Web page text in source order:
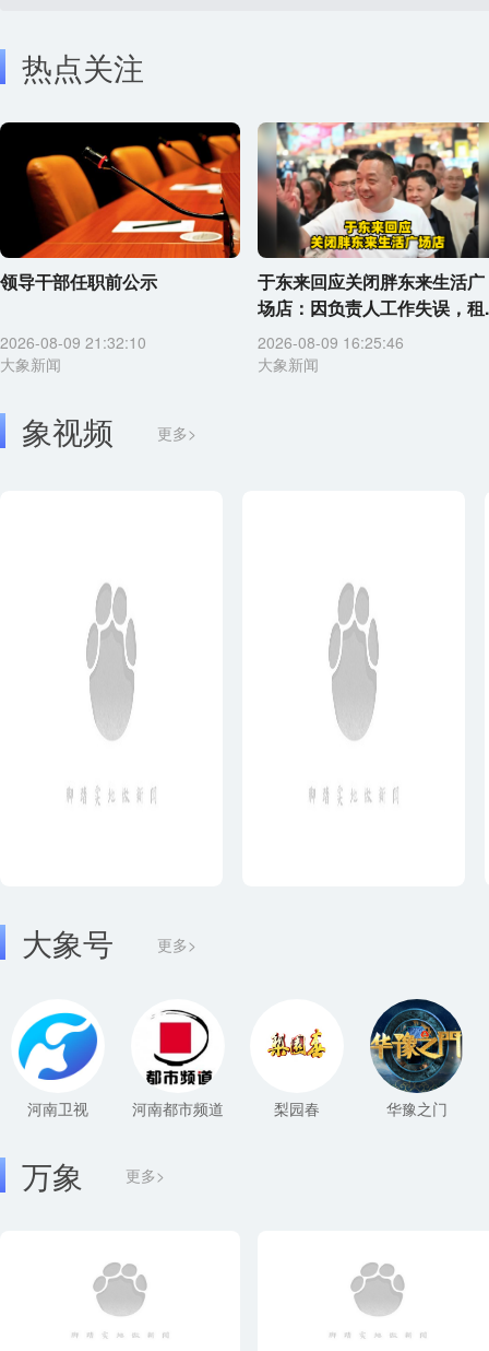
热点关注
领导干部任职前公示
2026-08-09 21:32:10
大象新闻
于东来回应关闭胖东来生活广
场店：因负责人工作失误，租
2026-08-09 16:25:46
大象新闻
象视频 更多>
大象号 更多>
河南卫视 河南都市频道 梨园春 华豫之门
更多>
万象